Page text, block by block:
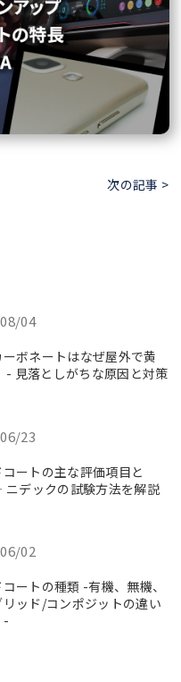
次の記事 >
04
ボネートはなぜ屋外で黄
- 見落としがちな原因と対策
23
ートの主な評価項目と
デックの試験方法を解説
02
ートの種類 -有機、無機、
ッド/コンポジットの違い
-